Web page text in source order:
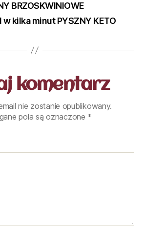
BRZOSKWINIOWE
w kilka minut PYSZNY KETO
komentarz
nie zostanie opublikowany.
pola są oznaczone *